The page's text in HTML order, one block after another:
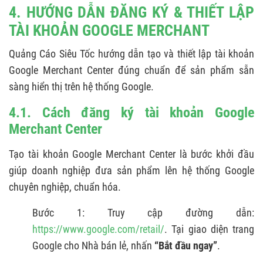
4. HƯỚNG DẪN ĐĂNG KÝ & THIẾT LẬP
TÀI KHOẢN GOOGLE MERCHANT
Quảng Cáo Siêu Tốc hướng dẫn tạo và thiết lập tài khoản
Google Merchant Center đúng chuẩn để sản phẩm sẵn
sàng hiển thị trên hệ thống Google.
4.1. Cách đăng ký tài khoản Google
Merchant Center
Tạo tài khoản Google Merchant Center là bước khởi đầu
giúp doanh nghiệp đưa sản phẩm lên hệ thống Google
chuyên nghiệp, chuẩn hóa.
Bước 1: Truy cập đường dẫn:
https://www.google.com/retail/. Tại giao diện trang
Google cho Nhà bán lẻ, nhấn “Bắt đầu ngay”.